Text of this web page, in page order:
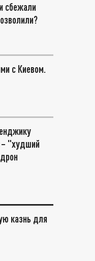
сбежали
с Киевом.
– "худший
казнь для